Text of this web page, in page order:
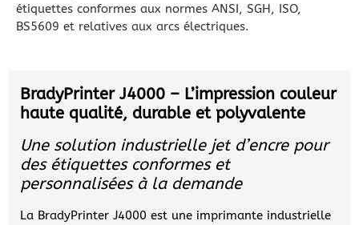
étiquettes conformes aux normes ANSI, SGH, ISO,
BS5609 et relatives aux arcs électriques.
BradyPrinter J4000 – L’impression couleur
haute qualité, durable et polyvalente
Une solution industrielle jet d’encre pour
des étiquettes conformes et
personnalisées à la demande
La BradyPrinter J4000 est une imprimante industrielle